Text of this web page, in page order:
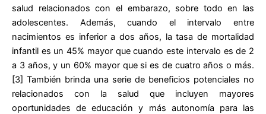
salud relacionados con el embarazo, sobre todo en las
adolescentes. Además, cuando el intervalo entre
nacimientos es inferior a dos años, la tasa de mortalidad
infantil es un 45% mayor que cuando este intervalo es de 2
a 3 años, y un 60% mayor que si es de cuatro años o más.
[3] También brinda una serie de beneficios potenciales no
relacionados con la salud que incluyen mayores
oportunidades de educación y más autonomía para las